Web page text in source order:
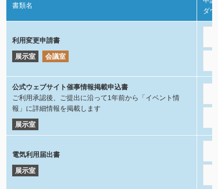
書類名
ダ
利用変更申請書
展示室 会議室
公式ウェブサイト催事情報掲載申込書
ご利用承認後、ご提出に沿って1年前から「イベント情
報」に詳細情報を掲載します
展示室
電気利用届出書
展示室